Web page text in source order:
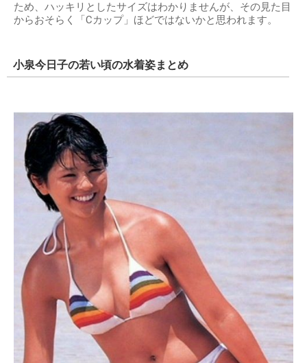
ため、ハッキリとしたサイズはわかりませんが、その見た目
からおそらく「Cカップ」ほどではないかと思われます。
小泉今日子の若い頃の水着姿まとめ